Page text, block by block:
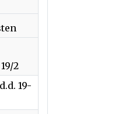
2
19-